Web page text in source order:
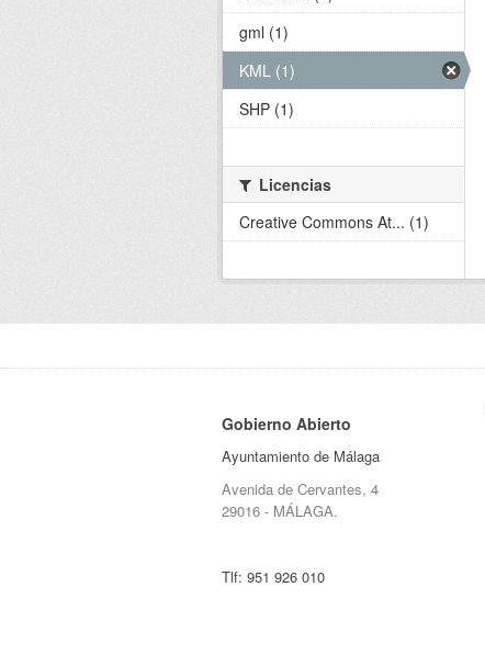
gml (1)
KML (1)
SHP (1)
Licencias
Creative Commons At... (1)
Gobierno Abierto
Ayuntamiento de Málaga
Avenida de Cervantes, 4
29016 - MÁLAGA.
Tlf: 951 926 010